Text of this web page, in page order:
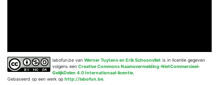
labofun.be van Werner Tuytens en Erik Schoonvliet is in licentie gegeven
volgens een Creative Commons Naamsvermelding-NietCommercieel-
GelijkDelen 4.0 Internationaal-licentie
Gebaseerd op een werk op http://labofun.be